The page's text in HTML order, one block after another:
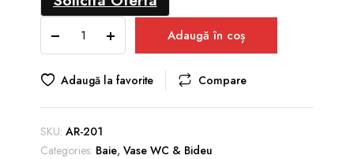
WC
OHIO
suspendat
quantity
Adaugă în coș
Adaugă la favorite Compare
SKU: AR-201
Categories: Baie, Vase WC & Bideu